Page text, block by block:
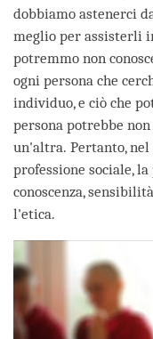
dobbiamo astenerci
meglio per assisterli
potremmo non
ogni persona che
individuo, e ciò che
persona potrebbe
un'altra. Pertanto,
professione sociale,
conoscenza,
l'etica.